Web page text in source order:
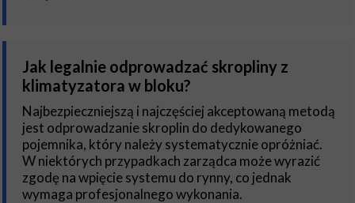
Jak legalnie odprowadzać skropliny z
klimatyzatora w bloku?
Najbezpieczniejszą i najczęściej akceptowaną metodą
jest odprowadzanie skroplin do dedykowanego
pojemnika, który należy systematycznie opróżniać.
W niektórych przypadkach zarządca może wyrazić
zgodę na wpięcie systemu do rynny, co jednak
wymaga profesjonalnego wykonania.